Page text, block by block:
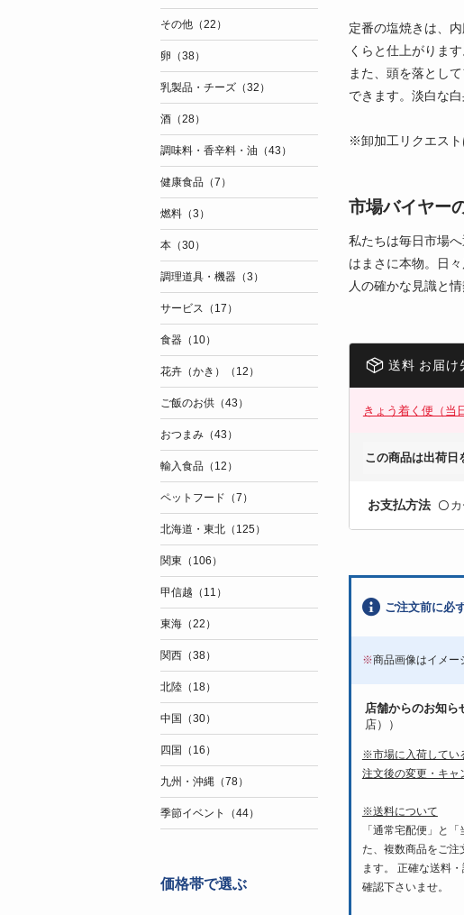
定番の塩焼きは、
くらと仕上がります
また、頭を落とし
できます。淡白な
※卸加工リクエスト
市場バイヤー
私たちは毎日市場
はまさに本物。日
人の確かな見識と
送料 お届け
きょう着く便（当
この商品は出荷日
お支払方法 〇
ご注文前に必
※商品画像はイメー
店舗からのお知ら
店））
※市場に入荷してい
注文後の変更・キャ
※送料について
「通常宅配便」と
た、複数商品をご注
ます。 正確な送料
確認下さいませ。
その他（22）
卵（38）
乳製品・チーズ（32）
酒（28）
調味料・香辛料・油（43）
健康食品（7）
燃料（3）
本（30）
調理道具・機器（3）
サービス（17）
食器（10）
花卉（かき）（12）
ご飯のお供（43）
おつまみ（43）
輸入食品（12）
ペットフード（7）
北海道・東北（125）
関東（106）
甲信越（11）
東海（22）
関西（38）
北陸（18）
中国（30）
四国（16）
九州・沖縄（78）
季節イベント（44）
価格帯で選ぶ